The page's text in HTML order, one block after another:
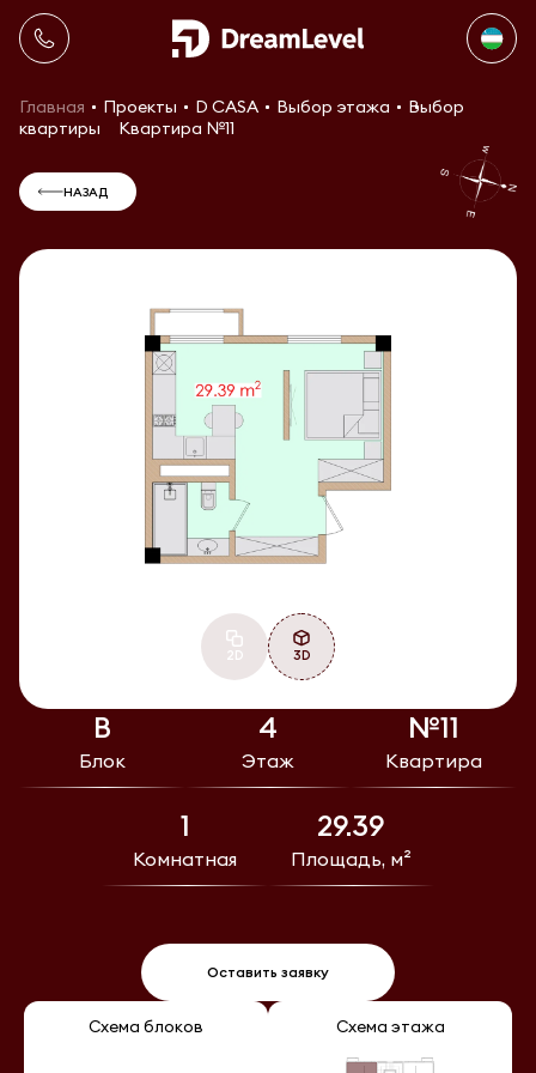
Главная Проекты D CASA Выбор этажа
Выбор
квартиры
Квартира №11
В
Блок
4
Этаж
№11
Квартира
1
Комнатная
29.39
Площадь, м²
Оставить заявку
2D 3D
Схема блоков Схема этажа
НАЗАД